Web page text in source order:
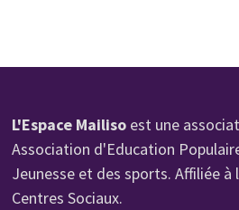
L'Espace Mailiso est une
Association d'Education
Jeunesse et des sports. Affiliée à
Centres Sociaux.